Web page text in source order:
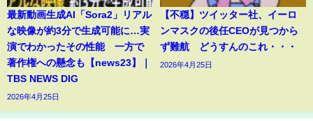
最新動画生成AI「Sora2」リアル
な映像が約3分で生成可能に…実
演でわかったその性能 一方で
著作権への懸念も【news23】｜
TBS NEWS DIG
2026年4月25日
【不穏】ツイッター社、イーロ
ンマスクの後任CEOが見つから
ず難航 どうすんのこれ・・・
2026年4月25日